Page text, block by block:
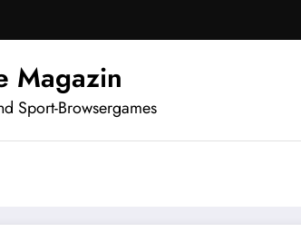
Magazin
Sport-Browsergames